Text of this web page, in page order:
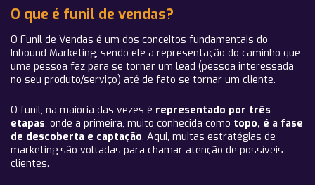
O que é funil de vendas?
O Funil de Vendas é um dos conceitos fundamentais do
Inbound Marketing, sendo ele a representação do caminho que
uma pessoa faz para se tornar um lead (pessoa interessada
no seu produto/serviço) até de fato se tornar um cliente.
O funil, na maioria das vezes é representado por três
etapas, onde a primeira, muito conhecida como topo, é a fase
de descoberta e captação. Aqui, muitas estratégias de
marketing são voltadas para chamar atenção de possíveis
clientes.